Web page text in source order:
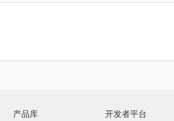
产品库 开发者平台